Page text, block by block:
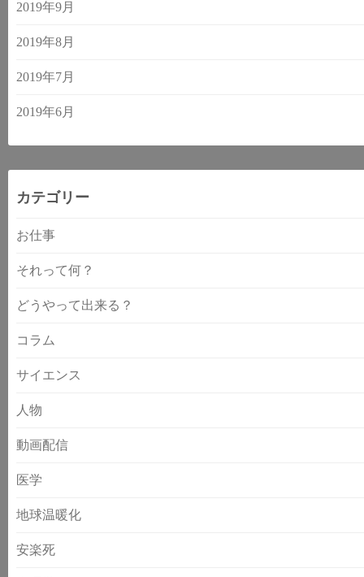
2019年9月
2019年8月
2019年7月
2019年6月
カテゴリー
お仕事
それって何？
どうやって出来る？
コラム
サイエンス
人物
動画配信
医学
地球温暖化
安楽死